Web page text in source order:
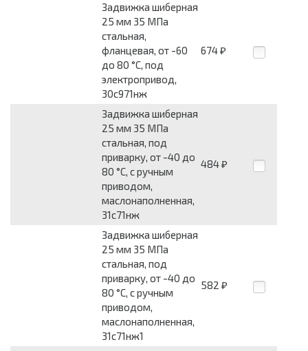
Задвижка шиберная
25 мм 35 МПа
стальная,
фланцевая, от -60
до 80 °С, под
электропривод,
30с971нж
674 ₽
Задвижка шиберная
25 мм 35 МПа
стальная, под
приварку, от -40 до
80 °С, с ручным
приводом,
маслонаполненная,
31с71нж
484 ₽
Задвижка шиберная
25 мм 35 МПа
стальная, под
приварку, от -40 до
80 °С, с ручным
приводом,
маслонаполненная,
31с71нж1
582 ₽